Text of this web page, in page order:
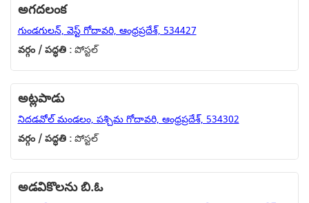
అగదలంక
గుండగులన్, వెస్ట్ గోదావరి, ఆంధ్రప్రదేశ్, 534427
వర్గం / పద్ధతి :పోస్టల్
అట్లపాడు
నిదడవోల్ మండలం, పశ్చిమ గోదావరి, ఆంధ్రప్రదేశ్, 534302
వర్గం / పద్ధతి :పోస్టల్
అడవికొలను బి.ఓ